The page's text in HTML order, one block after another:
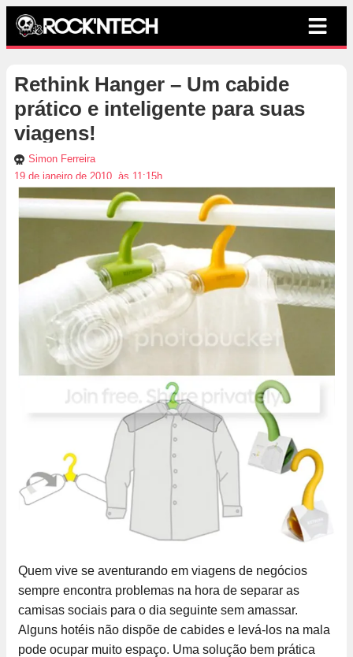
Rethink Hanger – Um cabide
prático e inteligente para suas
viagens!
Simon Ferreira
19 de janeiro de 2010, às 11:15h
Quem vive se aventurando em viagens de negócios
sempre encontra problemas na hora de separar as
camisas sociais para o dia seguinte sem amassar.
Alguns hotéis não dispõe de cabides e levá-los na mala
pode ocupar muito espaço. Uma solução bem prática